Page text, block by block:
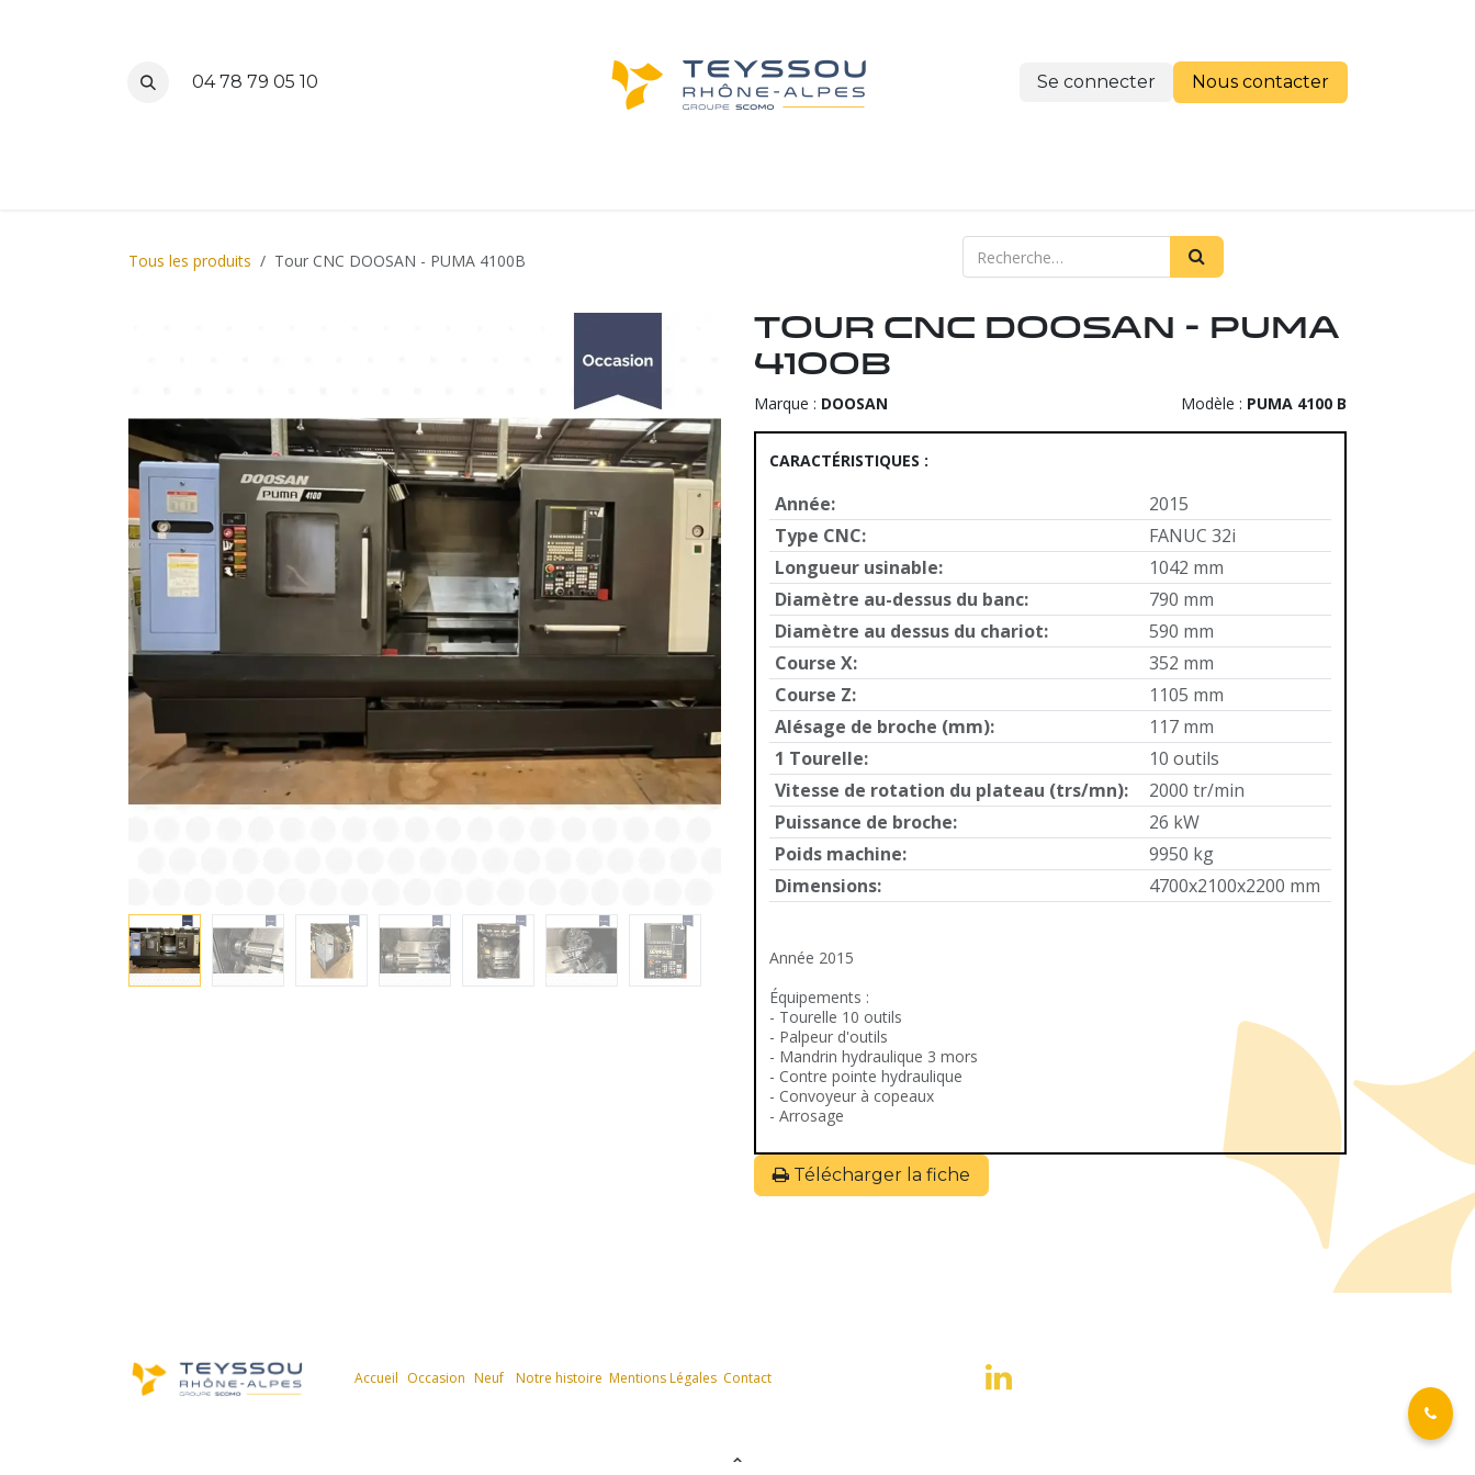
04 78 79 05 10 Se connecter Nous cont​​​​acter
Tous les produits Tour CNC DOOSAN - PUMA 4100B
Tour CNC DOOSAN - PUMA
4100B
Marque : DOOSAN Modèle : PUMA 4100 B
CARACTÉRISTIQUES :
Année:
2015
Type CNC:
FANUC 32i
Longueur usinable:
1042 mm
Diamètre au-dessus du banc:
790 mm
Diamètre au dessus du chariot:
590 mm
Course X:
352 mm
Course Z:
1105 mm
Alésage de broche (mm):
117 mm
1 Tourelle:
10 outils
Vitesse de rotation du plateau (trs/mn):
2000 tr/min
Puissance de broche:
26 kW
Poids machine:
9950 kg
Dimensions: 4700x2100x2200 mm
Année 2015
Équipements :
- Tourelle 10 outils
- Palpeur d'outils
- Mandrin hydraulique 3 mors
- Contre pointe hydraulique
- Convoyeur à copeaux
- Arrosage
Télécharger la fiche
Accueil Occasion Neuf Notre histoire Mentions Légales Contact